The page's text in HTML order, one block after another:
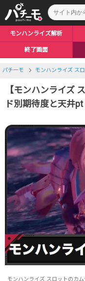
モンハンライズ解析
終了画面
パチーモ モンハンライズ ス
【モンハンライズ
ド別期待度と天井
モンハンライズ スロットのカ